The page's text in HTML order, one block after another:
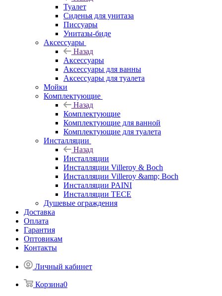
Туалет
Сиденья для унитаза
Писсуары
Унитазы-биде
Аксессуары
Назад
Аксессуары
Аксессуары для ванны
Аксессуары для туалета
Мойки
Комплектующие
Назад
Комплектующие
Комплектующие для ванной
Комплектующие для туалета
Инсталляции
Назад
Инсталляции
Инсталляции Villeroy & Boch
Инсталляции Villeroy &amp; Boch
Инсталляции PAINI
Инсталляции TECE
Душевые ограждения
Доставка
Оплата
Гарантия
Оптовикам
Контакты
Личный кабинет
Корзина0